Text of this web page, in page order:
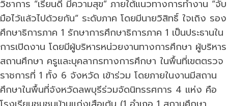
วิชาการ “เรียนดี มีความสุข” ภายใต้แนวทางการทำงาน “จับ
มือไว้แล้วไปด้วยกัน” ระดับภาค โดยมีนายวิสิทธิ์ ใจเถิง รอง
ศึกษาธิการภาค 1 รักษาการศึกษาธิการภาค 1 เป็นประธานใน
การเปิดงาน โดยมีผู้บริหารหน่วยงานทางการศึกษา ผู้บริหาร
สถานศึกษา ครูและบุคลากรทางการศึกษา ในพื้นที่เขตตรวจ
ราชการที่ 1 ทั้ง 6 จังหวัด เข้าร่วม โดยภายในงานมีสถาน
ศึกษาในพื้นที่จังหวัดลพบุรีร่วมจัดนิทรรศการ 4 แห่ง คือ